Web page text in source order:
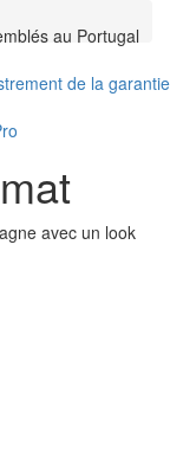
au Portugal
de la garantie
avec un look